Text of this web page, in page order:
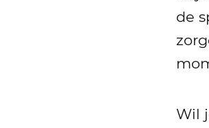
de
Wil